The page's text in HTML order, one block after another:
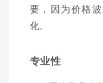
要，因为价格
化。
专业性